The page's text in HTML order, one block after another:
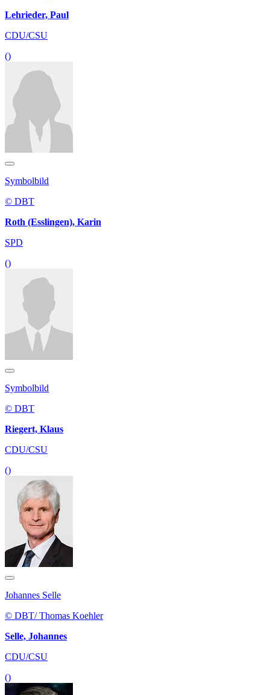
Lehrieder, Paul
CDU/CSU
()
Symbolbild
© DBT
Roth (Esslingen), Karin
SPD
()
Symbolbild
© DBT
Riegert, Klaus
CDU/CSU
()
Johannes Selle
© DBT/ Thomas Koehler
Selle, Johannes
CDU/CSU
()